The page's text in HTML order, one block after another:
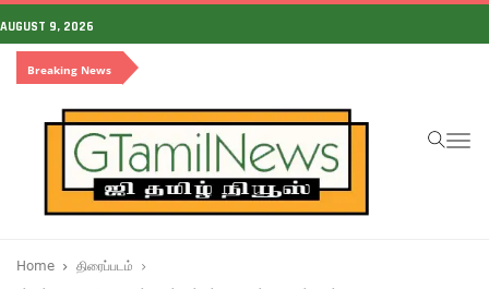
AUGUST 9, 2026
Breaking News
Home
திரைப்படம்